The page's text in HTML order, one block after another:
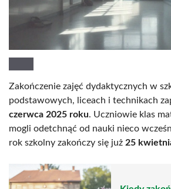
Zakończenie zajęć dydaktycznych w
podstawowych, liceach i technikach
czerwca 2025 roku. Uczniowie klas
mogli odetchnąć od nauki nieco
rok szkolny zakończy się już 25